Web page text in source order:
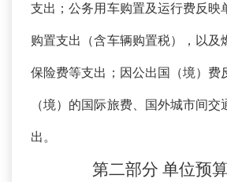
支出；公务用车购置及运行费反映
购置支出（含车辆购置税），以及
保险费等支出；因公出国（境）费
（境）的国际旅费、国外城市间
出。
第二部分 单位预